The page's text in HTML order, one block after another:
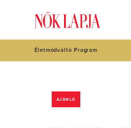
Életmódváltó Program
AJÁNLÓ